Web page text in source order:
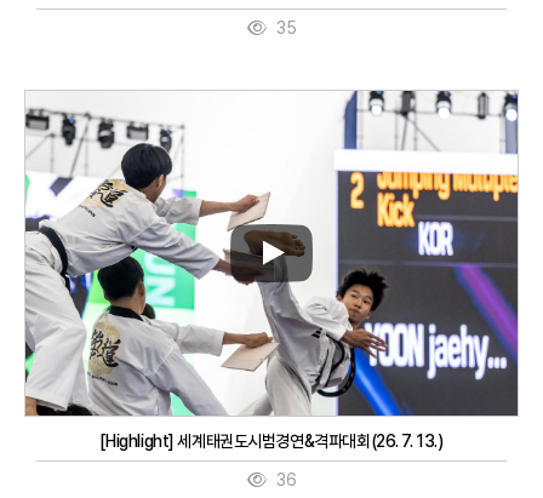
35
[Highlight] 세계태권도시범경연&격파대회(26. 7. 13.)
36